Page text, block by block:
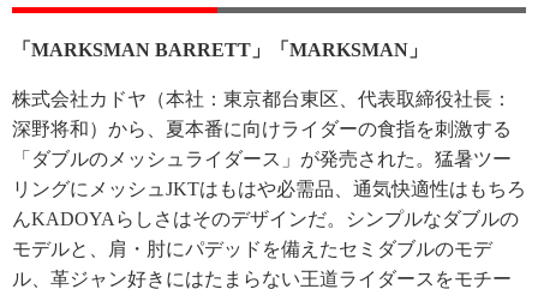
「MARKSMAN BARRETT」「MARKSMAN」
株式会社カドヤ（本社：東京都台東区、代表取締役社長：
深野将和）から、夏本番に向けライダーの食指を刺激する
「ダブルのメッシュライダース」が発売された。猛暑ツー
リングにメッシュJKTはもはや必需品、通気快適性はもちろ
んKADOYAらしさはそのデザインだ。シンプルなダブルの
モデルと、肩・肘にパデッドを備えたセミダブルのモデ
ル、革ジャン好きにはたまらない王道ライダースをモチー